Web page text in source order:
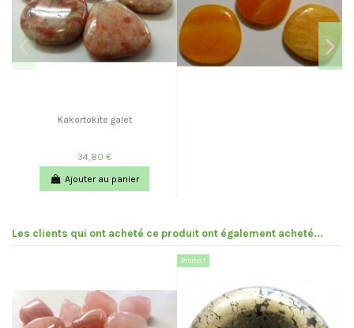
Kakortokite galet
34,80 €
Ajouter au panier
Les clients qui ont acheté ce produit ont également acheté...
Promo !